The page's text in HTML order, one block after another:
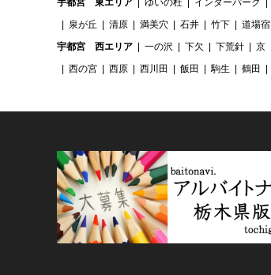
宇都宮 東エリア
ゆいの杜 インターパーク
泉が丘
清原 満美穴 石井 竹下 道場宿
宇都宮 西エリア
一の沢 下欠 下荒針 京
西の宮
西原 西川田 飯田 駒生 鶴田